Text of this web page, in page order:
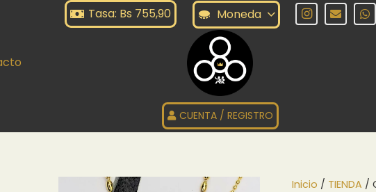
Tasa: Bs 755,90 Moneda
CUENTA / REGISTRO
Inicio / TIENDA /